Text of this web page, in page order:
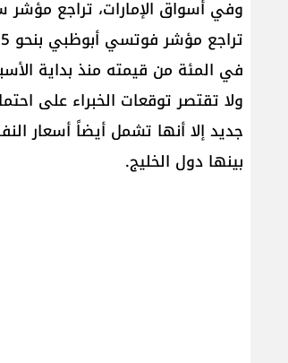
في المئة من قيمته منذ بداية
ولا تقتصر توقعات الخبراء على
جديد إلا أنها تشمل أيضاً أسعار
بينها دول الخليج.